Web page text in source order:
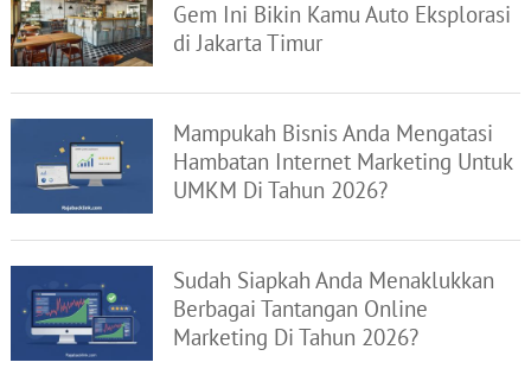
Gem Ini Bikin Kamu Auto Eksplorasi
di Jakarta Timur
Mampukah Bisnis Anda Mengatasi
Hambatan Internet Marketing Untuk
UMKM Di Tahun 2026?
Sudah Siapkah Anda Menaklukkan
Berbagai Tantangan Online
Marketing Di Tahun 2026?